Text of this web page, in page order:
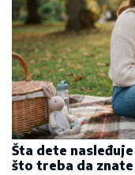
Šta dete
što treba da